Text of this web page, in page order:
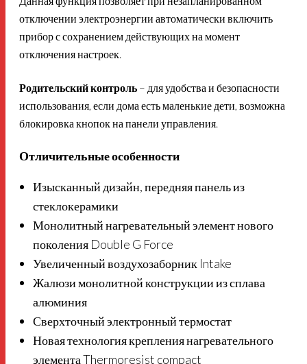
отключении электроэнергии автоматически включить
прибор с сохранением действующих на момент
отключения настроек.
Родительский контроль – для удобства и безопасности
использования, если дома есть маленькие дети, возможна
блокировка кнопок на панели управления.
Отличительные особенности
Изысканный дизайн, передняя панель из
стеклокерамики
Монолитный нагревательный элемент нового
поколения Double G Force
Увеличенный воздухозаборник Intake
Жалюзи монолитной конструкции из сплава
алюминия
Сверхточный электронный термостат
Новая технология крепления нагревательного
элемента Thermoresist compact